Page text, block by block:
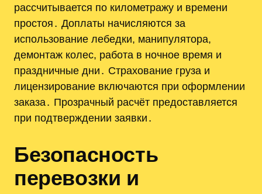
рассчитывается по километражу и времени
простоя․ Доплаты начисляются за
использование лебедки, манипулятора,
демонтаж колес, работа в ночное время и
праздничные дни․ Страхование груза и
лицензирование включаются при оформлении
заказа․ Прозрачный расчёт предоставляется
при подтверждении заявки․
Безопасность
перевозки и